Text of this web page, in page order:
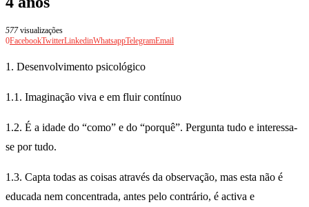
577visualizações
0FacebookTwitterLinkedinWhatsappTelegramEmail
1. Desenvolvimento psicológico
1.1. Imaginação viva e em fluir contínuo
1.2. É a idade do “como” e do “porquê”. Pergunta tudo e interessa-
se por tudo.
1.3. Capta todas as coisas através da observação, mas esta não é
educada nem concentrada, antes pelo contrário, é activa e